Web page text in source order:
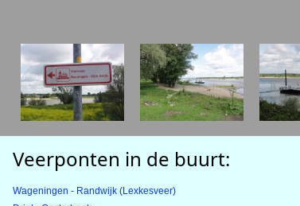
Veerponten in de buurt:
Wageningen - Randwijk (Lexkesveer)